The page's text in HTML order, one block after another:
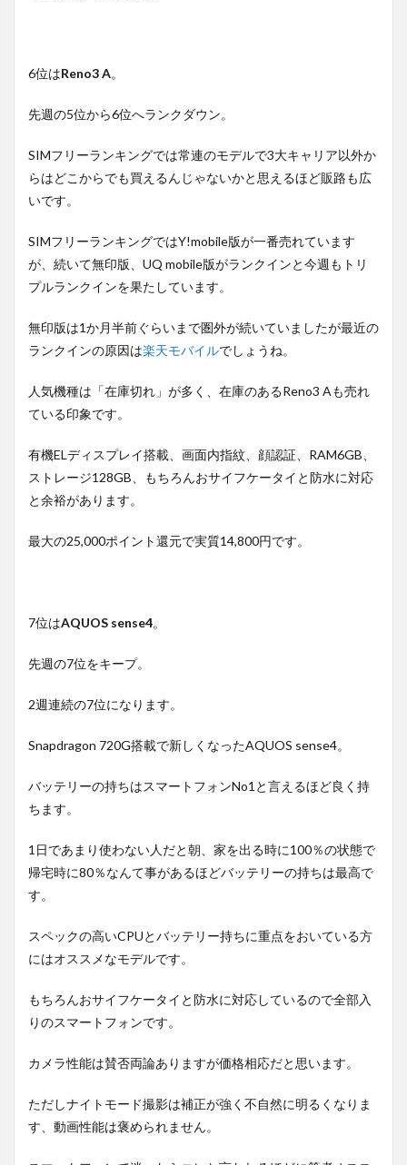
6位はReno3 A。
先週の5位から6位へランクダウン。
SIMフリーランキングでは常連のモデルで3大キャリア以外か
らはどこからでも買えるんじゃないかと思えるほど販路も広
いです。
SIMフリーランキングではY!mobile版が一番売れています
が、続いて無印版、UQ mobile版がランクインと今週もトリ
プルランクインを果たしています。
無印版は1か月半前ぐらいまで圏外が続いていましたが最近の
ランクインの原因は楽天モバイルでしょうね。
人気機種は「在庫切れ」が多く、在庫のあるReno3 Aも売れ
ている印象です。
有機ELディスプレイ搭載、画面内指紋、顔認証、RAM6GB、
ストレージ128GB、もちろんおサイフケータイと防水に対応
と余裕があります。
最大の25,000ポイント還元で実質14,800円です。
7位はAQUOS sense4。
先週の7位をキープ。
2週連続の7位になります。
Snapdragon 720G搭載で新しくなったAQUOS sense4。
バッテリーの持ちはスマートフォンNo1と言えるほど良く持
ちます。
1日であまり使わない人だと朝、家を出る時に100％の状態で
帰宅時に80％なんて事があるほどバッテリーの持ちは最高で
す。
スペックの高いCPUとバッテリー持ちに重点をおいている方
にはオススメなモデルです。
もちろんおサイフケータイと防水に対応しているので全部入
りのスマートフォンです。
カメラ性能は賛否両論ありますが価格相応だと思います。
ただしナイトモード撮影は補正が強く不自然に明るくなりま
す、動画性能は褒められません。